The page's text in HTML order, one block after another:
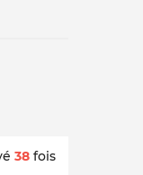
38 fois